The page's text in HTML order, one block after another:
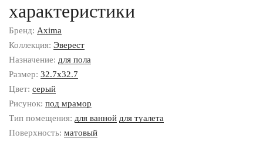
характеристики
Бренд: Axima
Коллекция: Эверест
Назначение: для пола
Размер: 32.7x32.7
Цвет: серый
Рисунок: под мрамор
Тип помещения: для ванной для туалета
Поверхность: матовый